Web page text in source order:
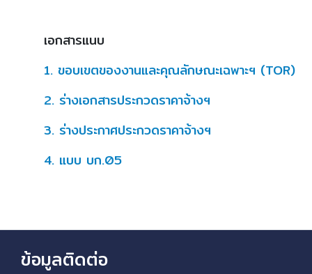
เอกสารแนบ
1. ขอบเขตของงานและคุณลักษณะเฉพาะฯ (TOR)
2. ร่างเอกสารประกวดราคาจ้างฯ
3. ร่างประกาศประกวดราคาจ้างฯ
4. แบบ บก.05
ข้อมูลติดต่อ